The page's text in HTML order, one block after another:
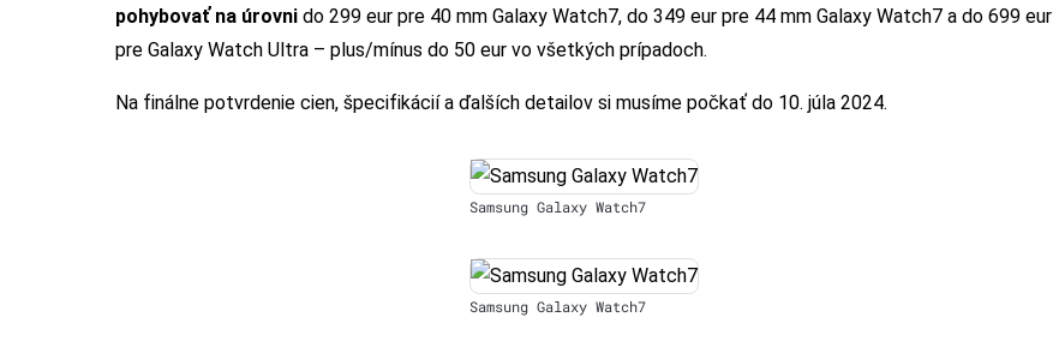
pohybovať na úrovni do 299 eur pre 40 mm Galaxy Watch7, do 349 eur pre 44 mm Galaxy Watch7 a do 699 eur
pre Galaxy Watch Ultra – plus/mínus do 50 eur vo všetkých prípadoch.
Na finálne potvrdenie cien, špecifikácií a ďalších detailov si musíme počkať do 10. júla 2024.
Samsung Galaxy Watch7
Samsung Galaxy Watch7